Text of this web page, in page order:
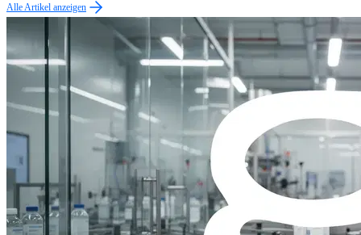
Alle Artikel anzeigen